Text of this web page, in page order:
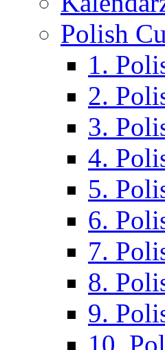
Polish
1.
2.
3.
4.
5.
6.
7.
8.
9.
10.